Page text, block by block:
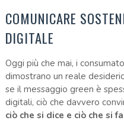
COMUNICARE
DIGITALE
Oggi più che mai, i
dimostrano un reale
se il messaggio green è
digitali, ciò che davvero
ciò che si dice e ciò che si fa